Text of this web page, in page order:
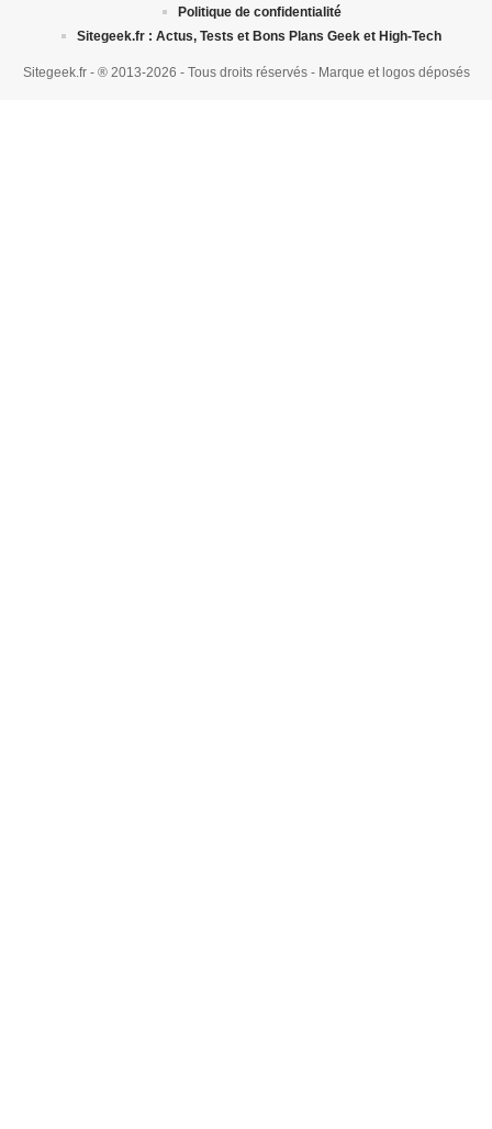
Sitegeek.fr - ® 2013-2026 - Tous droits réservés - Marque et logos déposés
Politique de confidentialité
Sitegeek.fr : Actus, Tests et Bons Plans Geek et High-Tech